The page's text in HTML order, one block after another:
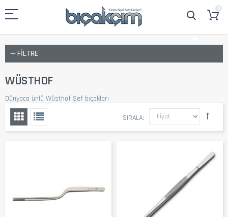
0
FILTRE
WÜSTHOF
Dünyaca ünlü Wüsthof Şef bıçakları
SIRALA